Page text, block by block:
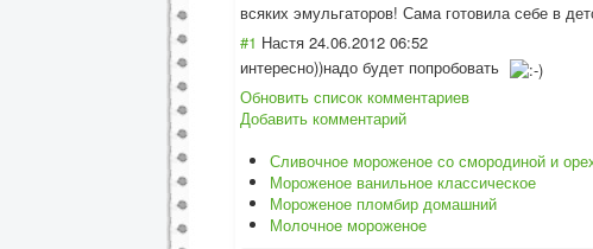
всяких эмульгаторов! Сама готовила себе в
#1 Настя 24.06.2012 06:52
интересно))надо будет попробовать
Обновить список комментариев
Добавить комментарий
Сливочное мороженое со смородиной и
Мороженое ванильное классическое
Мороженое пломбир домашний
Молочное мороженое